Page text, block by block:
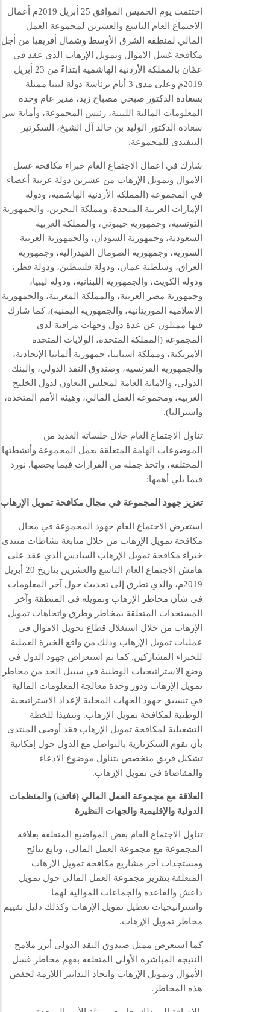
اختتمت يوم الخميس الموافق 25 أبريل 2019م أعمال
الاجتماع العام التاسع والعشرين لمجموعة العمل
المالي لمنطقة الشرق الأوسط وشمال أفريقيا من أجل
مكافحة غسل الأموال وتمويل الإرهاب الذي عقد في
عمّان بالمملكة الأردنية الهاشمية ابتداءً من 23 أبريل
2019م وعلى مدى 3 أيام برئاسة دولة ليبيا ممثلة
بسعادة الدكتور صبحي مصباح زيد، مدير عام وحدة
المعلومات المالية الليبية، رئيس المجموعة، وأمانة سر
سعادة الدكتور الوليد بن خالد آل الشيخ، السكرتير
التنفيذي للمجموعة.
شارك في أعمال الاجتماع العام خبراء مكافحة غسل
الأموال وتمويل الإرهاب من عشرين دولة عربية أعضاء
في المجموعة (المملكة الأردنية الهاشمية، ودولة
الإمارات العربية المتحدة، ومملكة البحرين، والجمهورية
التونسية، وجمهورية جيبوتي، والمملكة العربية
السعودية، وجمهورية السودان، والجمهورية العربية
السورية، وجمهورية الصومال الفيدرالية، وجمهورية
العراق، وسلطنة عمان، ودولة فلسطين، ودولة قطر،
ودولة الكويت، والجمهورية اللبنانية، ودولة ليبيا،
وجمهورية مصر العربية، والمملكة المغربية، والجمهورية
الإسلامية الموريتانية، والجمهورية اليمنية)، كما شارك
فيها ممثلون عن عدة دول وجهات مراقبة لدى
المجموعة (المملكة المتحدة، الولايات المتحدة
الأمريكية، ومملكة اسبانيا، جمهورية ألمانيا الإتحادية،
والجمهورية الفرنسية، وصندوق النقد الدولي، والبنك
الدولي، والأمانة العامة لمجلس التعاون لدول الخليج
العربية، ومجموعة العمل المالي، وهيئة الأمم المتحدة،
واستراليا).
تناول الاجتماع العام خلال جلساته العديد من
الموضوعات الهامة المتعلقة بعمل المجموعة وأنشطتها
المختلفة، واتخذ جملة من القرارات فيما يخصها. نورد
فيما يلي أهمها:
تعزيز جهود المجموعة في مجال مكافحة تمويل الإرهاب
استعرض الاجتماع العام جهود المجموعة في مجال
مكافحة تمويل الإرهاب من خلال متابعة نشاطات منتدى
خبراء مكافحة تمويل الإرهاب السادس الذي عقد على
هامش الاجتماع العام التاسع والعشرين بتاريخ 20 أبريل
2019م، والذي تطرق إلى تحديث حول آخر المعلومات
في شأن مخاطر الإرهاب وتمويله في المنطقة وآخر
المستجدات المتعلقة بمخاطر وطرق واتجاهات تمويل
الإرهاب من خلال استغلال قطاع تحويل الاموال في
عمليات تمويل الإرهاب وذلك من واقع الخبرة العملية
للخبراء المشاركين. كما تم استعراض جهود الدول في
وضع الاستراتيجيات الوطنية في سبيل الحد من مخاطر
تمويل الإرهاب ودور وحدة معالجة المعلومات المالية
في تنسيق جهود الجهات المحلية لإعداد الاستراتيجية
الوطنية لمكافحة تمويل الإرهاب. وتنفيذا للخطة
التشغيلية لمكافحة تمويل الإرهاب فقد أوصى المنتدى
بأن تقوم السكرتارية بالتواصل مع الدول حول إمكانية
تشكيل فريق متخصص يتناول موضوع الادعاء
والمقاضاة في تمويل الإرهاب.
العلاقة مع مجموعة العمل المالي (فاتف) والمنظمات
الدولية والإقليمية والجهات النظيرة
تناول الاجتماع العام بعض المواضيع المتعلقة بعلاقة
المجموعة مع مجموعة العمل المالي، وتابع نتائج
ومستجدات آخر مشاريع مكافحة تمويل الإرهاب
المتعلقة بتقرير مجموعة العمل المالي حول تمويل
داعش والقاعدة والجماعات الموالية لهما
واستراتيجيات تعطيل تمويل الإرهاب وكذلك دليل تقييم
مخاطر تمويل الإرهاب.
كما استعرض ممثل صندوق النقد الدولي أبرز ملامح
النتيجة المباشرة الأولى المتعلقة بفهم مخاطر غسل
الأموال وتمويل الإرهاب واتخاذ التدابير اللازمة لخفض
هذه المخاطر.